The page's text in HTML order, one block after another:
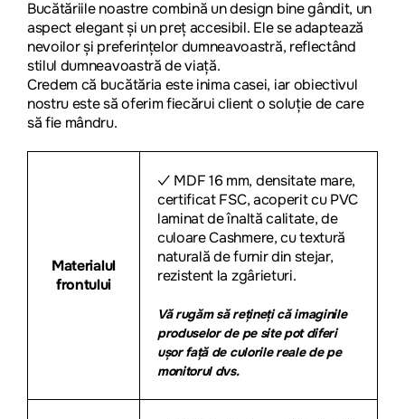
Bucătăriile noastre combină un design bine gândit, un
aspect elegant și un preț accesibil. Ele se adaptează
nevoilor și preferințelor dumneavoastră, reflectând
stilul dumneavoastră de viață.
Credem că bucătăria este inima casei, iar obiectivul
nostru este să oferim fiecărui client o soluție de care
să fie mândru.
Materialul
frontului
✓ MDF 16 mm, densitate mare,
certificat FSC, acoperit cu PVC
laminat de înaltă calitate, de
culoare Cashmere, cu textură
naturală de furnir din stejar,
rezistent la zgârieturi.
Vă rugăm să rețineți că imaginile
produselor de pe site pot diferi
ușor față de culorile reale de pe
monitorul dvs.